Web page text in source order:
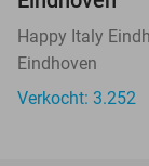
Happy Italy
Eindhoven
Verkocht: 3.252